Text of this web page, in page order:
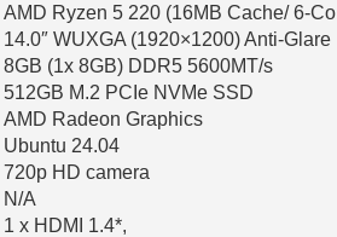
AMD Ryzen 5 220 (16MB Cache/ 6-
14.0″ WUXGA (1920×1200) Anti-
8GB (1x 8GB) DDR5 5600MT/s
512GB M.2 PCIe NVMe SSD
AMD Radeon Graphics
Ubuntu 24.04
720p HD camera
N/A
1 x HDMI 1.4*,